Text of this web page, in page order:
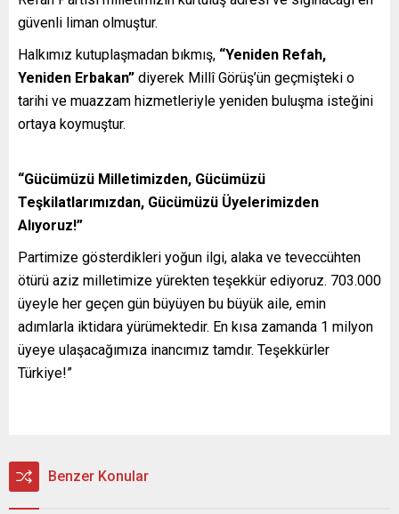
güvenli liman olmuştur.
Halkımız kutuplaşmadan bıkmış, “Yeniden Refah,
Yeniden Erbakan” diyerek Millî Görüş’ün geçmişteki o
tarihi ve muazzam hizmetleriyle yeniden buluşma isteğini
ortaya koymuştur.
“Gücümüzü Milletimizden, Gücümüzü
Teşkilatlarımızdan, Gücümüzü Üyelerimizden
Alıyoruz!”
Partimize gösterdikleri yoğun ilgi, alaka ve teveccühten
ötürü aziz milletimize yürekten teşekkür ediyoruz. 703.000
üyeyle her geçen gün büyüyen bu büyük aile, emin
adımlarla iktidara yürümektedir. En kısa zamanda 1 milyon
üyeye ulaşacağımıza inancımız tamdır. Teşekkürler
Türkiye!”
Benzer Konular